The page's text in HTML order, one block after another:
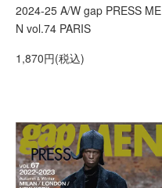
2024-25 A/W gap PRESS ME
N vol.74 PARIS
1,870円(税込)